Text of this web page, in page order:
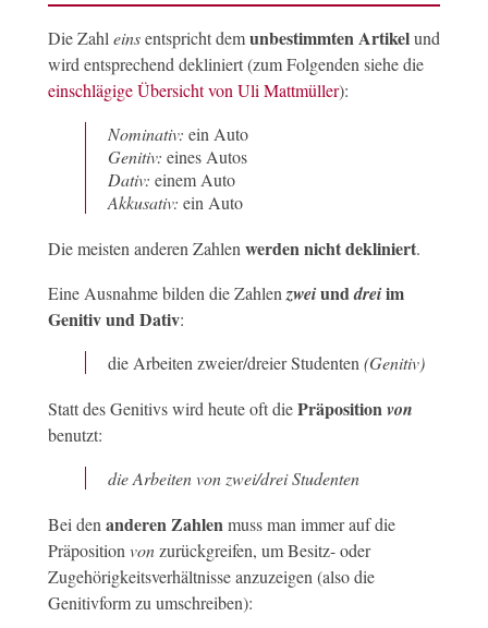
Die Zahl einsentspricht demunbestimmten Artikelund
wird entsprechend dekliniert (zum Folgenden siehe die
einschlägige Übersicht von Uli Mattmüller):
Nominativ: ein Auto
Genitiv: eines Autos
Dativ: einem Auto
Akkusativ: ein Auto
Die meisten anderen Zahlen werden nicht dekliniert.
Eine Ausnahme bilden die Zahlen zweiunddreiim
Genitiv und Dativ:
die Arbeiten zweier/dreier Studenten (Genitiv)
Statt des Genitivs wird heute oft diePräpositionvon
benutzt:
die Arbeiten von zwei/drei Studenten
Bei den anderen Zahlen muss man immer auf die
Präposition vonzurückgreifen, um Besitz- oder
Zugehörigkeitsverhältnisse anzuzeigen (also die
Genitivform zu umschreiben):